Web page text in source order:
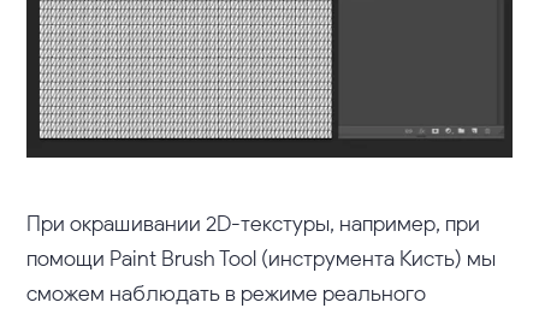
При окрашивании 2D-текстуры, например, при
помощи Paint Brush Tool (инструмента Кисть) мы
сможем наблюдать в режиме реального